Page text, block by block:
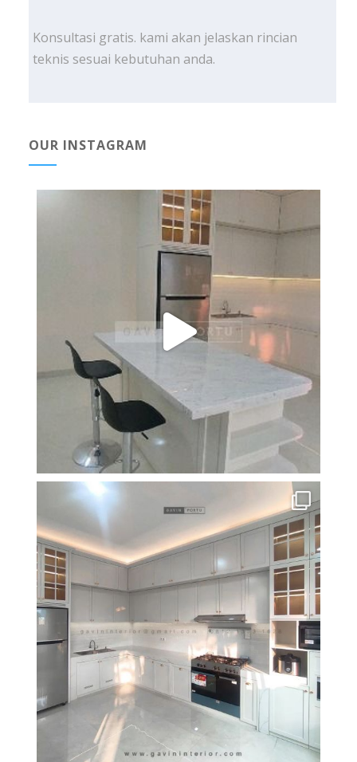
Konsultasi gratis. kami akan jelaskan rincian
teknis sesuai kebutuhan anda.
OUR INSTAGRAM